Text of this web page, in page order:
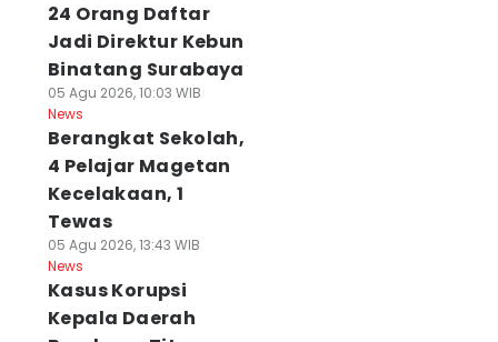
24 Orang Daftar
Jadi Direktur Kebun
Binatang Surabaya
05 Agu 2026, 10:03 WIB
News
Berangkat Sekolah,
4 Pelajar Magetan
Kecelakaan, 1
Tewas
05 Agu 2026, 13:43 WIB
News
Kasus Korupsi
Kepala Daerah